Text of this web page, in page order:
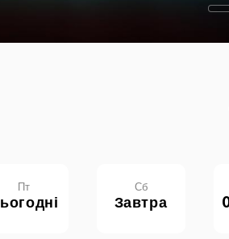
Пт
сьогодні
Сб
завтра